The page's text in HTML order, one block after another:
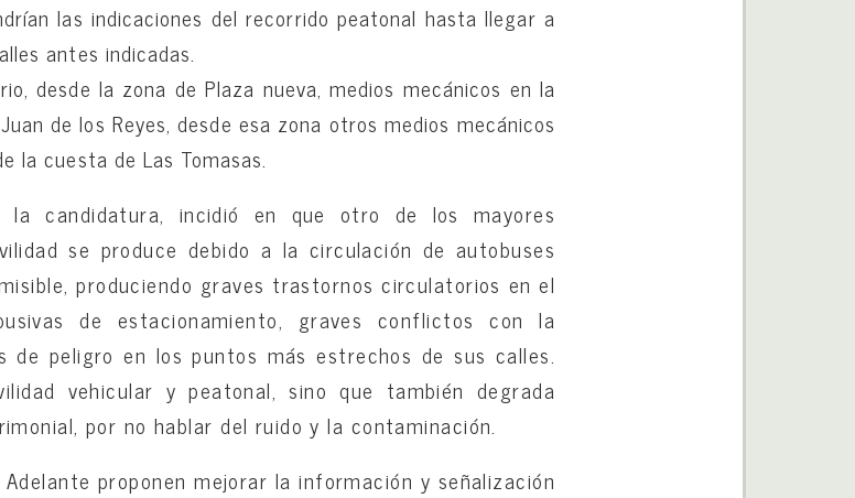
las indicaciones del recorrido peatonal hasta llegar a
antes indicadas.
desde la zona de Plaza nueva, medios mecánicos en la
de los Reyes, desde esa zona otros medios mecánicos
la cuesta de Las Tomasas.
la candidatura, incidió en que otro de los mayores
se produce debido a la circulación de autobuses
produciendo graves trastornos circulatorios en el
de estacionamiento, graves conflictos con la
de peligro en los puntos más estrechos de sus calles.
vehicular y peatonal, sino que también degrada
por no hablar del ruido y la contaminación.
proponen mejorar la información y señalización